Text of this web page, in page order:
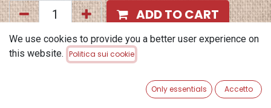
ADD TO CART
Aggiungi alla lista dei desideri
Solo 1 Unità rimasto in stock.
We use cookies to provide you a better user experience on
this website. Politica sui cookie
Only essentials Accetto